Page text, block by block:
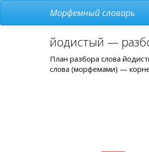
Морфемный словарь
йодистый —
План разбора слова
слова (морфемами) —